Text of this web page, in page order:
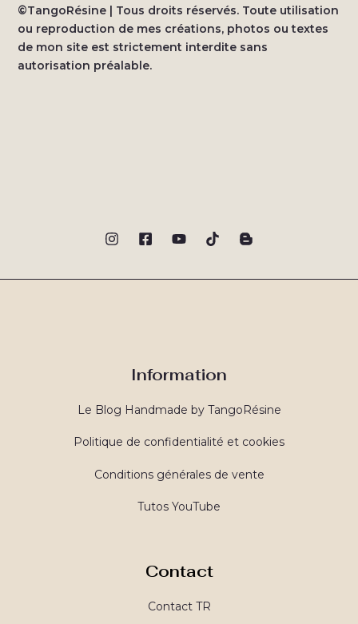
©TangoRésine | Tous droits réservés. Toute utilisation
ou reproduction de mes créations, photos ou textes
de mon site est strictement interdite sans
autorisation préalable.
Information
Le Blog Handmade by TangoRésine
Politique de confidentialité et cookies
Conditions générales de vente
Tutos YouTube
Contact
Contact TR